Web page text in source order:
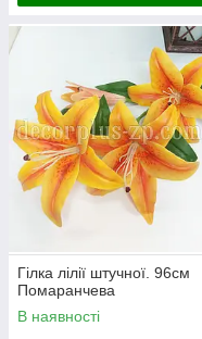
Гілка лілії штучної. 96см
Помаранчева
В наявності